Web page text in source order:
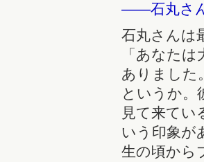
――石丸さ
石丸さんは
「あなた
ありました
というか。
見て来てい
いう印象が
生の頃から